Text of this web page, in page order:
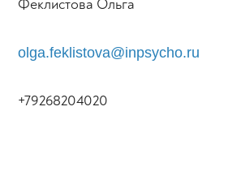
Феклистова Ольга
olga.feklistova@inpsycho.ru
+79268204020